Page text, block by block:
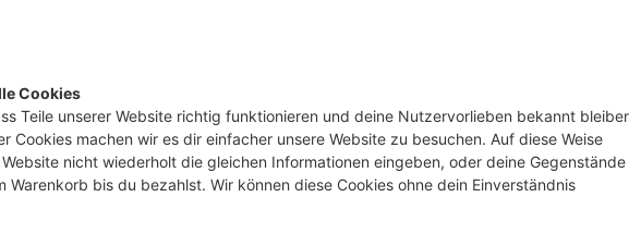
Cookies
Teile unserer Website richtig funktionieren und deine Nutzervorlieben bekannt
Cookies machen wir es dir einfacher unsere Website zu besuchen. Auf diese Weise
nicht wiederholt die gleichen Informationen eingeben, oder deine Gegenstände
Warenkorb bis du bezahlst. Wir können diese Cookies ohne dein Einverständnis